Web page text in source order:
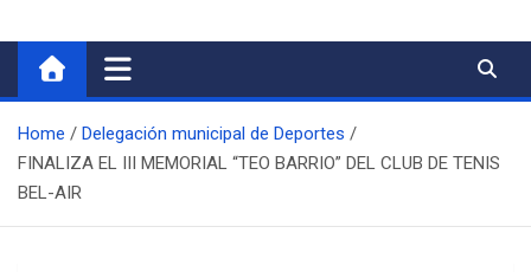
Home
Delegación municipal de Deportes
FINALIZA EL III MEMORIAL “TEO BARRIO” DEL CLUB DE TENIS
BEL-AIR